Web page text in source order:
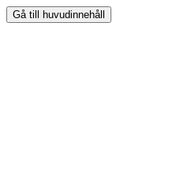
Gå till huvudinnehåll